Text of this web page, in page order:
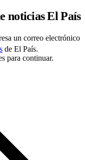
noticias El País
un correo electrónico
de El País.
para continuar.